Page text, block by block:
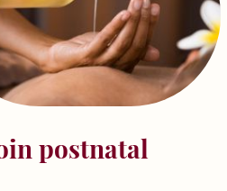
postnatal